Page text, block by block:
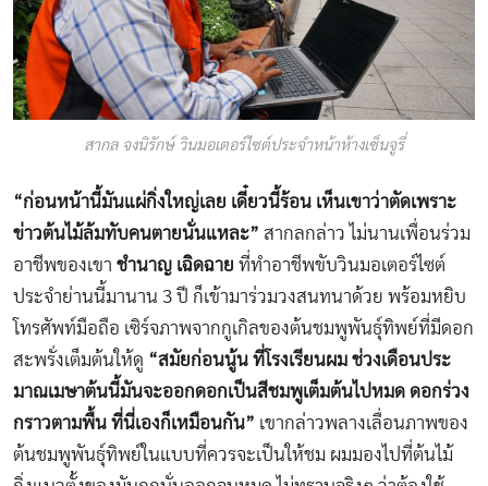
สากล จงนิรักษ์ วินมอเตอร์ไซต์ประจำหน้าห้างเซ็นจูรี่
“ก่อนหน้านี้มันแผ่กิ่งใหญ่เลย เดี๋ยวนี้ร้อน เห็นเขาว่าตัดเพราะ
ข่าวต้นไม้ล้มทับคนตายนั่นแหละ” สากลกล่าว ไม่นานเพื่อนร่วม
อาชีพของเขา ชำนาญ เฉิดฉาย ที่ทำอาชีพขับวินมอเตอร์ไซต์
ประจำย่านนี้มานาน 3 ปี ก็เข้ามาร่วมวงสนทนาด้วย พร้อมหยิบ
โทรศัพท์มือถือ เซิร์จภาพจากกูเกิลของต้นชมพูพันธุ์ทิพย์ที่มีดอก
สะพรั่งเต็มต้นให้ดู “สมัยก่อนนู้น ที่โรงเรียนผม ช่วงเดือนประ
มาณเมษาต้นนี้มันจะออกดอกเป็นสีชมพูเต็มต้นไปหมด ดอกร่วง
กราวตามพื้น ที่นี่เองก็เหมือนกัน” เขากล่าวพลางเลื่อนภาพของ
ต้นชมพูพันธุ์ทิพย์ในแบบที่ควรจะเป็นให้ชม ผมมองไปที่ต้นไม้